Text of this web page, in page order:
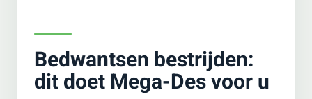
Bedwantsen bestrijden:
dit doet Mega-Des voor u